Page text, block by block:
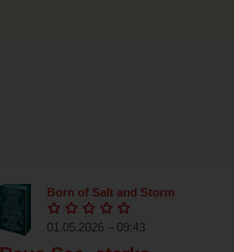
Born of Salt and Storm
01.05.2026 – 09:43